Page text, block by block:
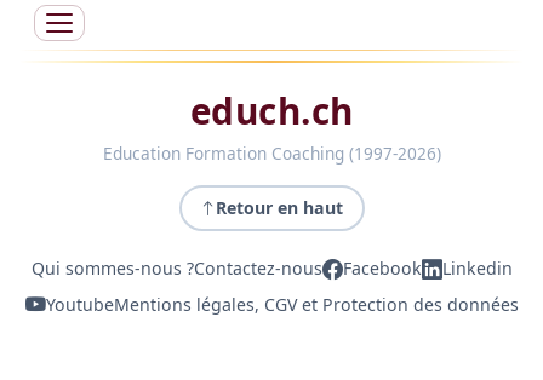
educh.ch
Education Formation Coaching (1997-2026)
Retour en haut
Qui sommes-nous ?Contactez-nous Facebook
Linkedin
YoutubeMentions légales, CGV et Protection des données